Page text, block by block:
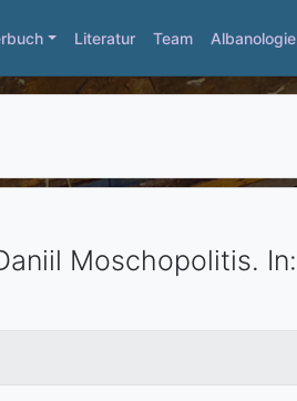
Literatur Team Albanologie
Moschopolitis. In: